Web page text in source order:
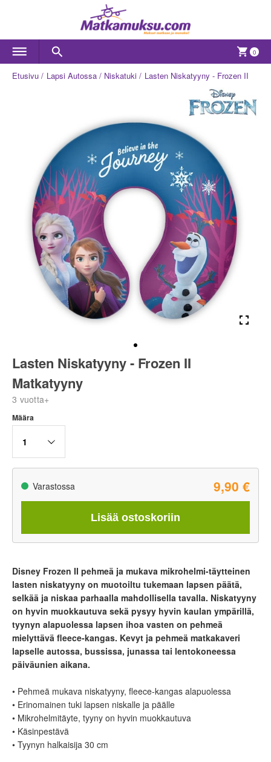
0
Etusivu Lapsi Autossa Niskatuki Lasten Niskatyyny - Frozen II
Lasten Niskatyyny - Frozen II
Matkatyyny
3 vuotta+
Määra
1
Varastossa 9,90 €
Lisää ostoskoriin
Disney Frozen II pehmeä ja mukava mikrohelmi-täytteinen
lasten niskatyyny on muotoiltu tukemaan lapsen päätä,
selkää ja niskaa parhaalla mahdollisella tavalla. Niskatyyny
on hyvin muokkautuva sekä pysyy hyvin kaulan ympärillä,
tyynyn alapuolessa lapsen ihoa vasten on pehmeä
mielyttävä fleece-kangas. Kevyt ja pehmeä matkakaveri
lapselle autossa, bussissa, junassa tai lentokoneessa
päiväunien aikana.
• Pehmeä mukava niskatyyny, fleece-kangas alapuolessa
• Erinomainen tuki lapsen niskalle ja päälle
• Mikrohelmitäyte, tyyny on hyvin muokkautuva
• Käsinpestävä
• Tyynyn halkaisija 30 cm